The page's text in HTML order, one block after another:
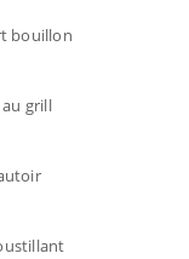
bouillon
grill